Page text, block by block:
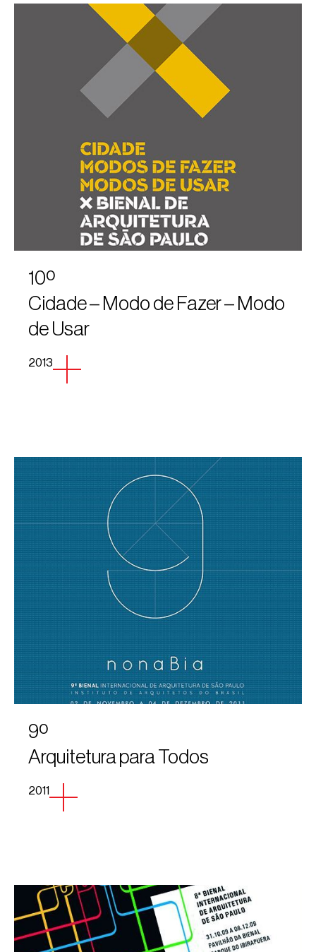
10º
Cidade – Modo de Fazer – Modo
de Usar
2013
9º
Arquitetura para Todos
2011